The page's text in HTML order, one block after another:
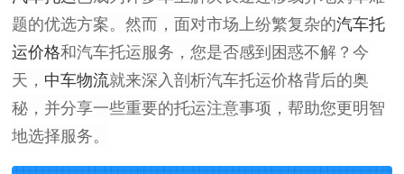
题的优选方案。然而，面对市场上纷繁复杂的汽车托
运价格和汽车托运服务，您是否感到困惑不解？今
天， 中车物流就来深入剖析汽车托运价格背后的奥
秘，并分享一些重要的托运注意事项，帮助您更明智
地选择服务。